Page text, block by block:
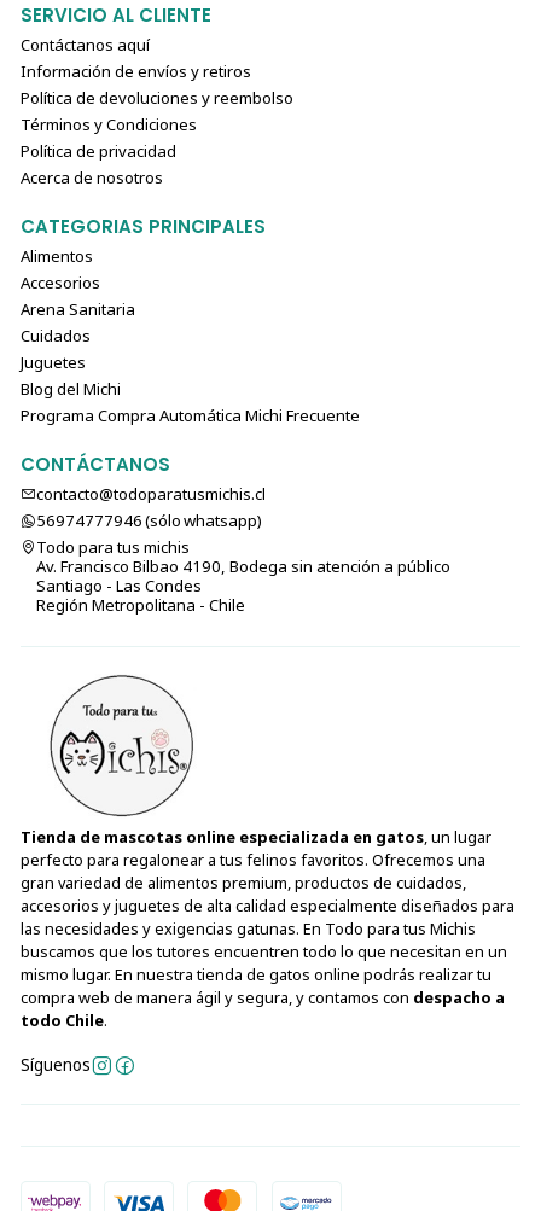
SERVICIO AL CLIENTE
Contáctanos aquí
Información de envíos y retiros
Política de devoluciones y reembolso
Términos y Condiciones
Política de privacidad
Acerca de nosotros
CATEGORIAS PRINCIPALES
Alimentos
Accesorios
Arena Sanitaria
Cuidados
Juguetes
Blog del Michi
Programa Compra Automática Michi Frecuente
CONTÁCTANOS
contacto@todoparatusmichis.cl
56974777946 (sólo⁣⁣⁣⁣⁣​​​​​​​​​​​​​​​ whatsapp)
Todo para tus michis
Av. Francisco Bilbao 4190, Bodega sin atención a público
Santiago - Las Condes
Región Metropolitana - Chile
Tienda de mascotas online especializada en gatos, un lugar
perfecto para regalonear a tus felinos favoritos. Ofrecemos una
gran variedad de alimentos premium, productos de cuidados,
accesorios y juguetes de alta calidad especialmente diseñados para
las necesidades y exigencias gatunas. En Todo para tus Michis
buscamos que los tutores encuentren todo lo que necesitan en un
mismo lugar. En nuestra tienda de gatos online podrás realizar tu
compra web de manera ágil y segura, y contamos con despacho a
todo Chile.
Síguenos